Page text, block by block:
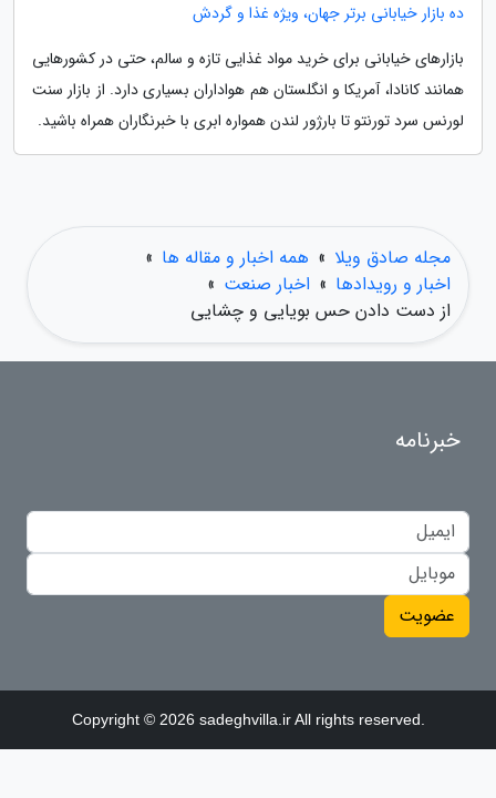
ده بازار خیابانی برتر جهان، ویژه غذا و گردش
بازارهای خیابانی برای خرید مواد غذایی تازه و سالم، حتی در کشورهایی
همانند کانادا، آمریکا و انگلستان هم هواداران بسیاری دارد. از بازار سنت
لورنس سرد تورنتو تا بارژور لندن همواره ابری با خبرنگاران همراه باشید.
مجله صادق ویلا » همه اخبار و مقاله ها »
اخبار و رویدادها » اخبار صنعت »
از دست دادن حس بویایی و چشایی
خبرنامه
عضویت
Copyright © 2026 sadeghvilla.ir All rights reserved.